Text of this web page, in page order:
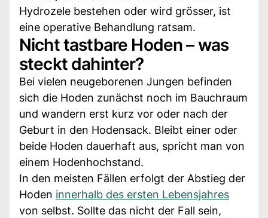
Hydrozele bestehen oder wird grösser, ist
eine operative Behandlung ratsam.
Nicht tastbare Hoden – was
steckt dahinter?
Bei vielen neugeborenen Jungen befinden
sich die Hoden zunächst noch im Bauchraum
und wandern erst kurz vor oder nach der
Geburt in den Hodensack. Bleibt einer oder
beide Hoden dauerhaft aus, spricht man von
einem Hodenhochstand.
In den meisten Fällen erfolgt der Abstieg der
Hoden innerhalb des ersten Lebensjahres
von selbst. Sollte das nicht der Fall sein,